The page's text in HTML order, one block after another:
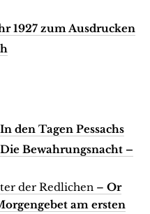
1927 zum Ausdrucken
In den Tagen Pessachs
Die Bewahrungsnacht –
der Redlichen – Or
am ersten